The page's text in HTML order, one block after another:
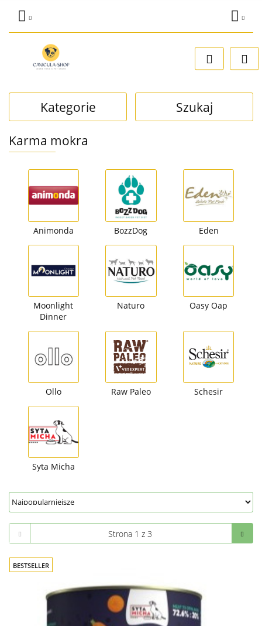
Zaloguj się
Dodaj zgłoszenie
Kategorie Szukaj
Karma mokra
Animonda BozzDog Eden
Moonlight
Dinner
Naturo Oasy Oap
Ollo Raw Paleo Schesir
Syta Micha
BESTSELLER